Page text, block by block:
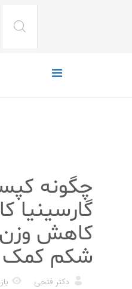
چگونه
گارسینیا
کاهش
شکم کمک
دکتر فتحی